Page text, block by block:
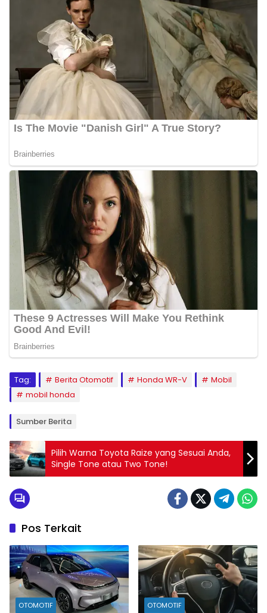
Tag: Berita Otomotif Honda WR-V
Mobil
mobil honda
Sumber Berita
Pilih Warna Toyota Raize yang Sesuai Anda,
Single Tone atau Two Tone!
Pos Terkait
OTOMOTIF OTOMOTIF